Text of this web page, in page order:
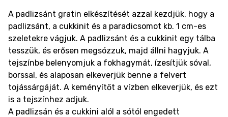
A padlizsánt gratin elkészítését azzal kezdjük, hogy a
padlizsánt, a cukkinit és a paradicsomot kb. 1 cm-es
szeletekre vágjuk. A padlizsánt és a cukkinit egy tálba
tesszük, és erősen megsózzuk, majd állni hagyjuk. A
tejszínbe belenyomjuk a fokhagymát, ízesítjük sóval,
borssal, és alaposan elkeverjük benne a felvert
tojássárgáját. A keményítőt a vízben elkeverjük, és ezt
is a tejszínhez adjuk.
A padlizsán és a cukkini alól a sótól engedett